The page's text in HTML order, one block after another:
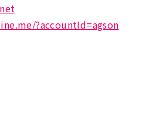
?accountId=agson